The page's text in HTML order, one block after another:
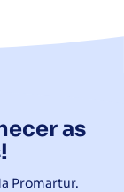
as
Promartur.